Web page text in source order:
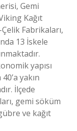
Gemi
Kağıt
Fabrikaları,
13 İskele
yapısı
yakın
İlçede
gemi söküm
ve kağıt